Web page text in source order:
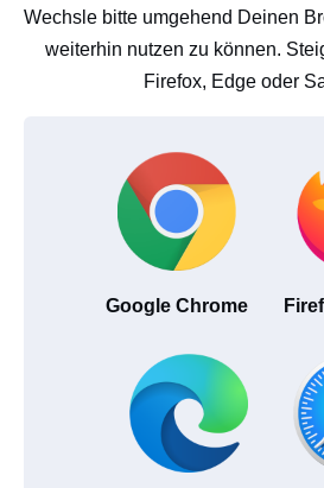
Wechsle bitte umgehend Deinen
weiterhin nutzen zu können.
Firefox, Edge oder
Google Chrome